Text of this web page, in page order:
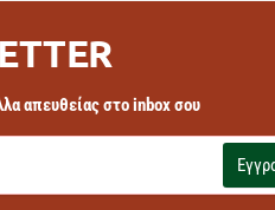
απευθείας στο inbox σου